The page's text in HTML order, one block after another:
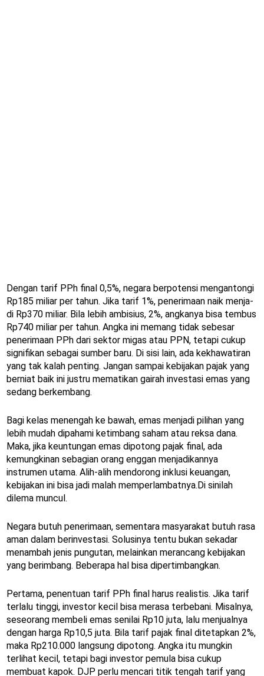
Dengan tarif PPh final 0,5%, negara berpotensi mengantongi
Rp185 miliar per tahun. Jika tarif 1%, penerimaan naik menja-
di Rp370 miliar. Bila lebih ambisius, 2%, angkanya bisa tembus
Rp740 miliar per tahun. Angka ini memang tidak sebesar
penerimaan PPh dari sektor migas atau PPN, tetapi cukup
signifikan sebagai sumber baru. Di sisi lain, ada kekhawatiran
yang tak kalah penting. Jangan sampai kebijakan pajak yang
berniat baik ini justru mematikan gairah investasi emas yang
sedang berkembang.
Bagi kelas menengah ke bawah, emas menjadi pilihan yang
lebih mudah dipahami ketimbang saham atau reksa dana.
Maka, jika keuntungan emas dipotong pajak final, ada
kemungkinan sebagian orang enggan menjadikannya
instrumen utama. Alih-alih mendorong inklusi keuangan,
kebijakan ini bisa jadi malah memperlambatnya.Di sinilah
dilema muncul.
Negara butuh penerimaan, sementara masyarakat butuh rasa
aman dalam berinvestasi. Solusinya tentu bukan sekadar
menambah jenis pungutan, melainkan merancang kebijakan
yang berimbang. Beberapa hal bisa dipertimbangkan.
Pertama, penentuan tarif PPh final harus realistis. Jika tarif
terlalu tinggi, investor kecil bisa merasa terbebani. Misalnya,
seseorang membeli emas senilai Rp10 juta, lalu menjualnya
dengan harga Rp10,5 juta. Bila tarif pajak final ditetapkan 2%,
maka Rp210.000 langsung dipotong. Angka itu mungkin
terlihat kecil, tetapi bagi investor pemula bisa cukup
membuat kapok. DJP perlu mencari titik tengah tarif yang